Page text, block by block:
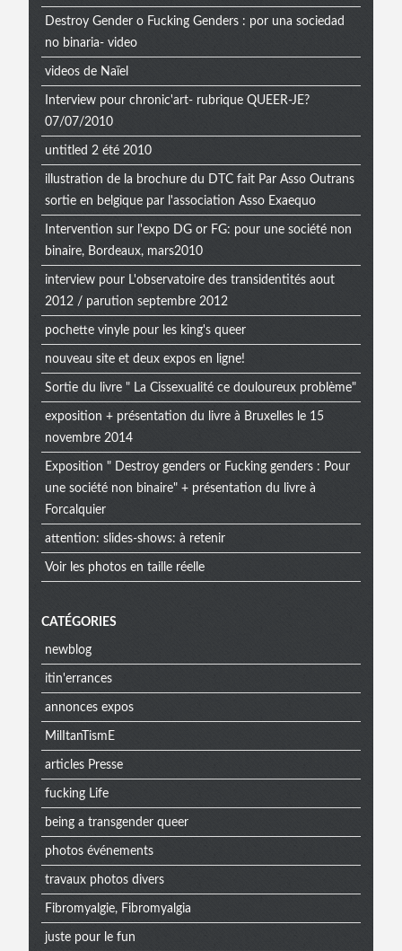
Destroy Gender o Fucking Genders : por una sociedad
no binaria- video
videos de Naïel
Interview pour chronic'art- rubrique QUEER-JE?
07/07/2010
untitled 2 été 2010
illustration de la brochure du DTC fait Par Asso Outrans
sortie en belgique par l'association Asso Exaequo
Intervention sur l'expo DG or FG: pour une société non
binaire, Bordeaux, mars2010
interview pour L'observatoire des transidentités aout
2012 / parution septembre 2012
pochette vinyle pour les king's queer
nouveau site et deux expos en ligne!
Sortie du livre " La Cissexualité ce douloureux problème"
exposition + présentation du livre à Bruxelles le 15
novembre 2014
Exposition " Destroy genders or Fucking genders : Pour
une société non binaire" + présentation du livre à
Forcalquier
attention: slides-shows: à retenir
Voir les photos en taille réelle
CATÉGORIES
newblog
itin'errances
annonces expos
MilItanTismE
articles Presse
fucking Life
being a transgender queer
photos événements
travaux photos divers
Fibromyalgie, Fibromyalgia
juste pour le fun